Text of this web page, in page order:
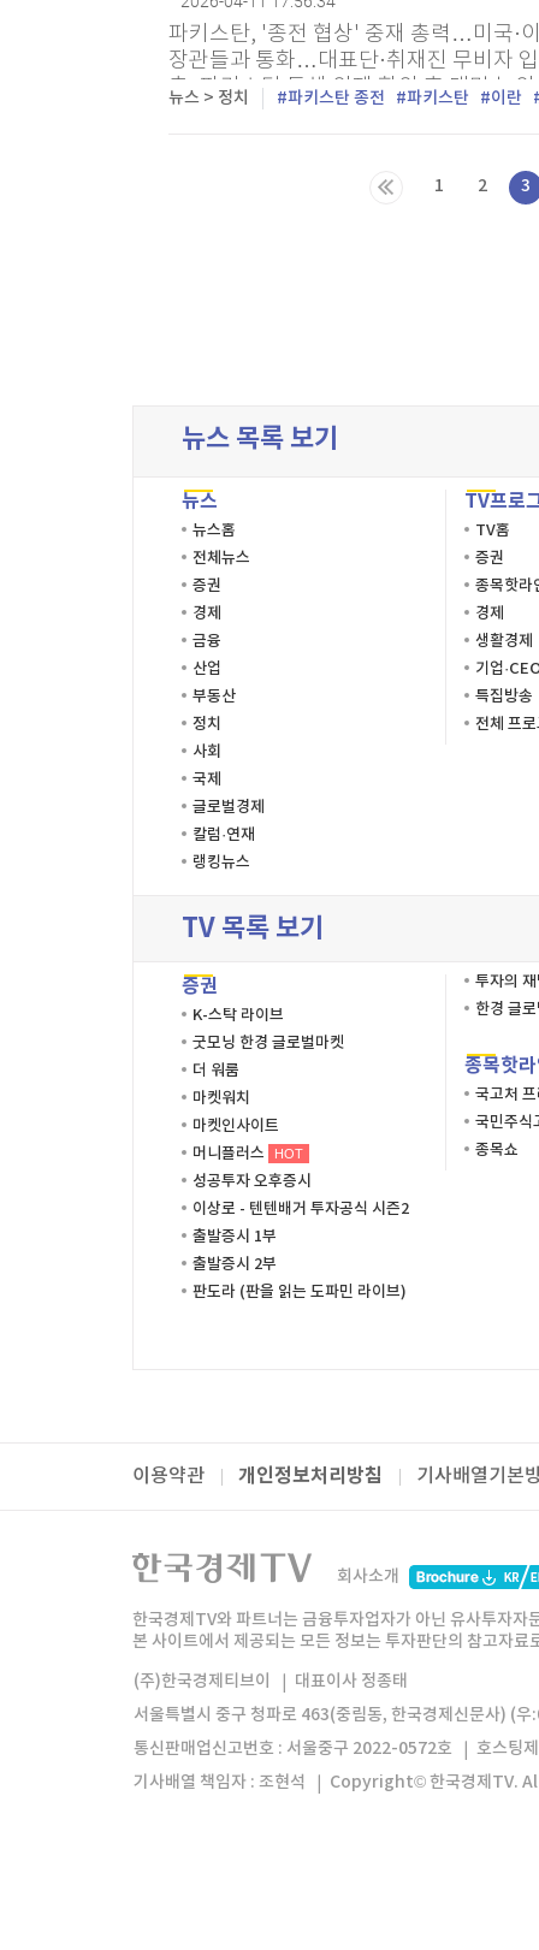
파키스탄, '종전 협상' 중재 총력…미국·
장관들과 통화…대표단·취재진 무비자
측, 파키스탄 통해 의제 합의 후 대면 논
손현규 박진형 특파원 = 미국과 이란의
뉴스 > 정치 파키스탄 종전 파키스탄 이란
1 2 3
뉴스 목록 보기
뉴스
뉴스홈
전체뉴스
증권
경제
금융
산업
부동산
정치
사회
국제
글로벌경제
칼럼·연재
랭킹뉴스
TV프로
TV홈
증권
종목핫라
경제
생활경제
기업
특집방송
전체 프
TV 목록 보기
증권
K-스탁 라이브
굿모닝 한경 글로벌마켓
더 워룸
마켓워치
마켓인사이트
머니플러스
HOT
성공투자 오후증시
이상로 - 텐텐배거 투자공식 시즌2
출발증시 1부
출발증시 2부
판도라 (판을 읽는 도파민 라이브)
투자의
한경 글
종목핫
국고처
국민주식
종목쇼
이용약관 개인정보처리방침 기사배열기본
패밀리사이트
한국경제TV
한경미디어그룹 한국경제신문 한국경제
모바일앱 한국경제TV앱
회사소개
한국경제TV와 파트너는 금융투자업자가 아닌 유사투자
본 사이트에서 제공되는 모든 정보는 투자판단의 참고자
(주)한국경제티브이
대표이사 정종태
서울특별시 중구 청파로 463(중림동, 한국경제신문사) (
통신판매업신고번호 : 서울중구 2022-0572호
호스팅
기사배열 책임자 : 조현석
Copyright© 한국경제TV.